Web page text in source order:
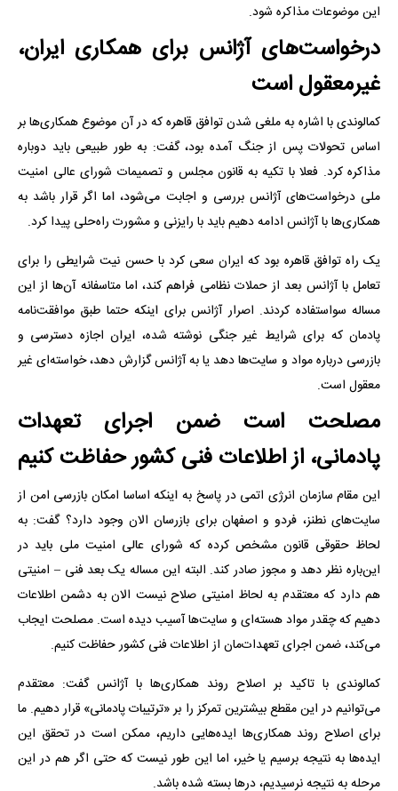
این موضوعات مذاکره شود.
درخواست‌های آژانس برای همکاری ایران،
غیرمعقول است
کمالوندی با اشاره به ملغی شدن توافق قاهره که در آن موضوع همکاری‌ها بر
اساس تحولات پس از جنگ آمده بود، گفت: به طور طبیعی باید دوباره
مذاکره کرد. فعلا با تکیه به قانون مجلس و تصمیمات شورای عالی امنیت
ملی درخواست‌های آژانس بررسی و اجابت می‌شود، اما اگر قرار باشد به
همکاری‌ها با آژانس ادامه دهیم باید با رایزنی و مشورت راه‌حلی پیدا کرد.
یک راه توافق قاهره بود که ایران سعی کرد با حسن نیت شرایطی را برای
تعامل با آژانس بعد از حملات نظامی فراهم کند، اما متاسفانه آن‌ها از این
مساله سواستفاده کردند. اصرار آژانس برای اینکه حتما طبق موافقت‌نامه
پادمان که برای شرایط غیر جنگی نوشته شده، ایران اجازه دسترسی و
بازرسی درباره مواد و سایت‌ها دهد یا به آژانس گزارش دهد، خواسته‌ای غیر
معقول است.
مصلحت است ضمن اجرای تعهدات
پادمانی، از اطلاعات فنی کشور حفاظت کنیم
این مقام سازمان انرژی اتمی در پاسخ به اینکه اساسا امکان بازرسی امن از
سایت‌های نطنز، فردو و اصفهان برای بازرسان الان وجود دارد؟ گفت: به
لحاظ حقوقی قانون مشخص کرده که شورای عالی امنیت ملی باید در
این‌باره نظر دهد و مجوز صادر کند. البته این مساله یک بعد فنی – امنیتی
هم دارد که معتقدم به لحاظ امنیتی صلاح نیست الان به دشمن اطلاعات
دهیم که چقدر مواد هسته‌ای و سایت‌ها آسیب دیده است. مصلحت ایجاب
می‌کند، ضمن اجرای تعهدات‌مان از اطلاعات فنی کشور حفاظت کنیم.
کمالوندی با تاکید بر اصلاح روند همکاری‌ها با آژانس گفت: معتقدم
می‌توانیم در این مقطع بیشترین تمرکز را بر «ترتیبات پادمانی» قرار دهیم. ما
برای اصلاح روند همکاری‌ها ایده‌هایی داریم، ممکن است در تحقق این
ایده‌ها به نتیجه برسیم یا خیر، اما این طور نیست که حتی اگر هم در این
مرحله به نتیجه نرسیدیم، درها بسته شده باشد.